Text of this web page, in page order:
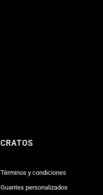
CRATOS
Términos y condiciones
Guantes personalizados